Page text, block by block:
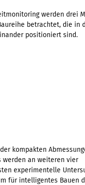
werden drei
betrachtet, die in
positioniert sind.
kompakten
werden an weiteren vier
experimentelle
für intelligentes Bauen